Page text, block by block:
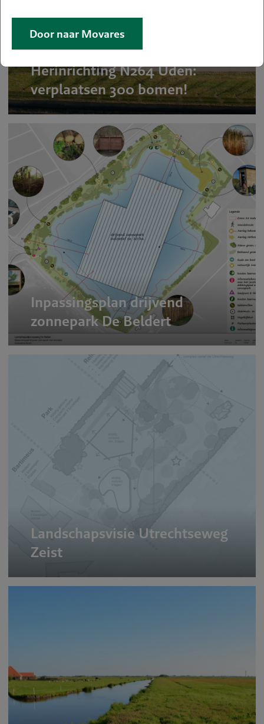
Herinrichting N264 Uden:
verplaatsen 300 bomen!
Inpassingsplan drijvend
zonnepark De Beldert
Landschapsvisie Utrechtseweg
Zeist
Door naar Movares